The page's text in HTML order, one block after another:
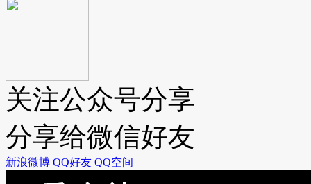
关注公众号分享
分享给微信好友
新浪微博 QQ好友 QQ空间